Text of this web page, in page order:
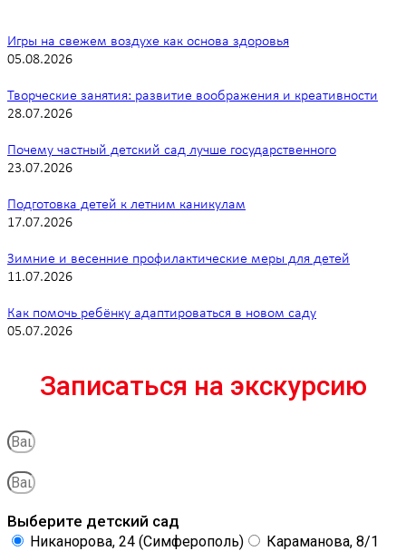
Игры на свежем воздухе как основа здоровья
05.08.2026
Творческие занятия: развитие воображения и креативности
28.07.2026
Почему частный детский сад лучше государственного
23.07.2026
Подготовка детей к летним каникулам
17.07.2026
Зимние и весенние профилактические меры для детей
11.07.2026
Как помочь ребёнку адаптироваться в новом саду
05.07.2026
Записаться на экскурсию
Выберите детский сад
Никанорова, 24 (Симферополь)
Караманова, 8/1